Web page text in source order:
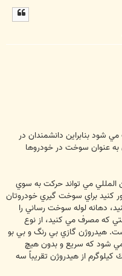
شود بنابراين دانشمندان در
به عنوان سوخت در خودروها
المللي مي تواند حركت به سوي
كنيد براي سوخت گيري خودروتان
دهانه لوله سوخت رساني را
كه مصرف مي كنيد، از نوع
هيدروژن گازي بي رنگ و بي بو
شود كه سريع و بدون هيچ
از هيدروژن تقريباً سه